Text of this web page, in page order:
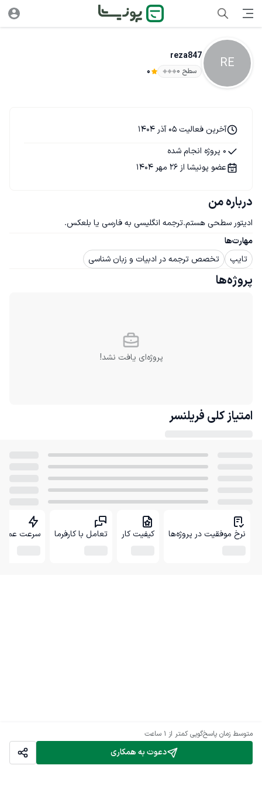
RE
reza847
سطح ۰ 0
دعوت به همکاری
متوسط زمان پاسخ‌گویی کمتر از 1 ساعت
درباره من
ادیتور سطحی هستم.ترجمه انگلیسی به فارسی یا بلعکس.
مهارت‌ها
تایپ
تخصص ترجمه در ادبیات و زبان شناسی
آخرین فعالیت 05 آذر 1404
0 پروژه انجام شده
عضو پونیشا از 26 مهر 1404
پروژه‌ها
پروژه‌ای یافت نشد!
امتیاز کلی فریلنسر
نرخ موفقیت در پروژه‌ها کیفیت کار تعامل با کارفرما سرعت عمل